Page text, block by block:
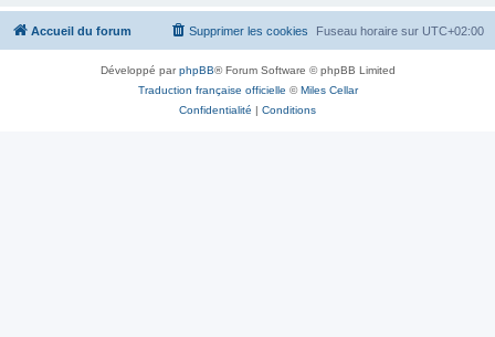
Accueil du forum Fuseau horaire sur UTC+02:00
Supprimer les cookies
Développé parphpBB® Forum Software © phpBB Limited
Traduction française officielle ©Miles Cellar
Confidentialité | Conditions